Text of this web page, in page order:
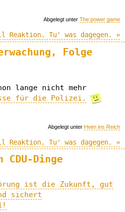
Abgelegt unter The power game
Reaktion. Tu' was dagegen. »
Folge
lange nicht mehr
für die Polizei.
Abgelegt unter Heim ins Reich
Reaktion. Tu' was dagegen. »
CDU-Dinge
ist die Zukunft, gut
sichert